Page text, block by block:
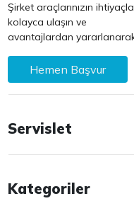
Şirket araçlarınızın
kolayca ulaşın ve
avantajlardan yararlanarak
Hemen Başvur
Servislet
Kategoriler